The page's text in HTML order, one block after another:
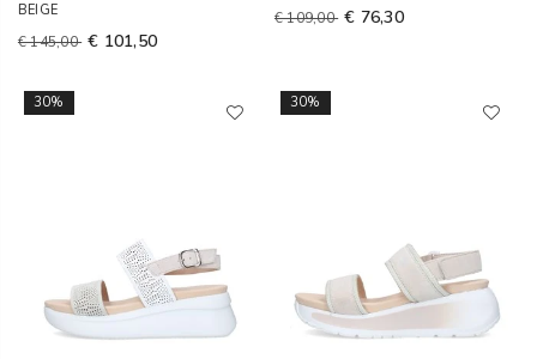
BEIGE
€ 145,00 € 101,50
€ 109,00 € 76,30
30% 30%